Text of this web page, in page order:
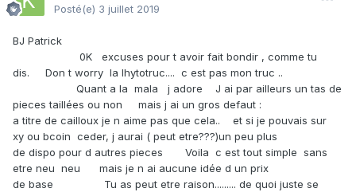
Posté(e) 3 juillet 2019
BJ Patrick
0K excuses pour t avoir fait bondir , comme tu
dis. Don t worry la lhytotruc.... c est pas mon truc ..
Quant a la mala j adore J ai par ailleurs un tas de
pieces taillées ou non mais j ai un gros defaut :
a titre de cailloux je n aime pas que cela.. et si je pouvais sur
xy ou bcoin ceder, j aurai ( peut etre???)un peu plus
de dispo pour d autres pieces Voila c est tout simple sans
etre neu neu mais je n ai aucune idée d un prix
de base Tu as peut etre raison......... de quoi juste se